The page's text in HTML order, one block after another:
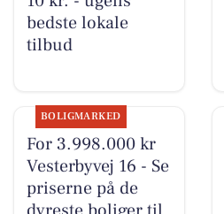
bedste lokale
tilbud
BOLIGMARKED
For 3.998.000 kr
Vesterbyvej 16 - Se
priserne på de